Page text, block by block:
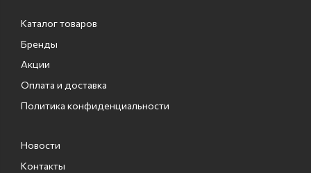
Каталог товаров
Бренды
Акции
Оплата и доставка
Политика конфиденциальности
Новости
Контакты